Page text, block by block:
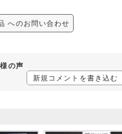
へのお問い合わせ
の声
新規コメントを書き込む